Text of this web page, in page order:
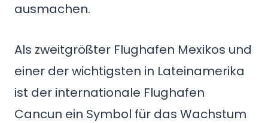
ausmachen.
Als zweitgrößter Flughafen Mexikos und
einer der wichtigsten in Lateinamerika
ist der internationale Flughafen
Cancun ein Symbol für das Wachstum